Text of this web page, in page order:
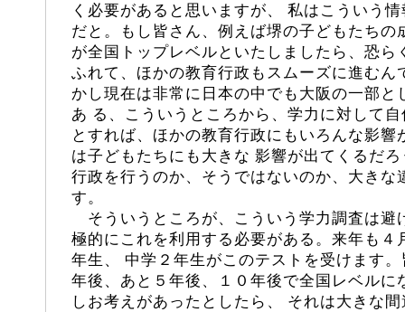
く必要があると思いますが、 私はこういう
だと。もし皆さん、例えば堺の子どもたちの
が全国トップレベルといたしましたら、恐ら
ふれて、ほかの教育行政もスムーズに進むん
かし現在は非常に日本の中でも大阪の一部と
あ る、こういうところから、学力に対して
とすれば、ほかの教育行政にもいろんな影響
は子どもたちにも大きな 影響が出てくるだ
行政を行うのか、そうではないのか、大きな
す。
そういうところが、こういう学力調査は避
極的にこれを利用する必要がある。来年も４
年生、 中学２年生がこのテストを受けます
年後、あと５年後、１０年後で全国レベルに
しお考えがあったとしたら、 それは大きな